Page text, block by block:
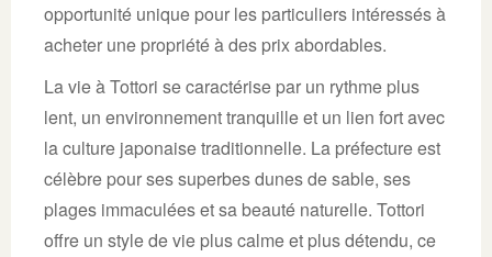
opportunité unique pour les particuliers intéressés à
acheter une propriété à des prix abordables.
La vie à Tottori se caractérise par un rythme plus
lent, un environnement tranquille et un lien fort avec
la culture japonaise traditionnelle. La préfecture est
célèbre pour ses superbes dunes de sable, ses
plages immaculées et sa beauté naturelle. Tottori
offre un style de vie plus calme et plus détendu, ce